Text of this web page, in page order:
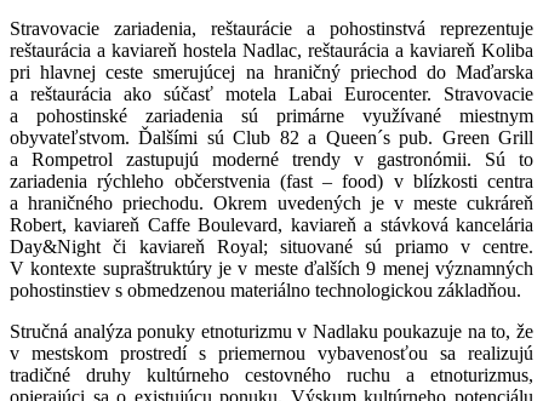
Stravovacie zariadenia, reštaurácie a pohostinstvá reprezentuje
reštaurácia a kaviareň hostela Nadlac, reštaurácia a kaviareň Koliba
pri hlavnej ceste smerujúcej na hraničný priechod do Maďarska
a reštaurácia ako súčasť motela Labai Eurocenter. Stravovacie
a pohostinské zariadenia sú primárne využívané miestnym
obyvateľstvom. Ďalšími sú Club 82 a Queen´s pub. Green Grill
a Rompetrol zastupujú moderné trendy v gastronómii. Sú to
zariadenia rýchleho občerstvenia (fast – food) v blízkosti centra
a hraničného priechodu. Okrem uvedených je v meste cukráreň
Robert, kaviareň Caffe Boulevard, kaviareň a stávková kancelária
Day&Night či kaviareň Royal; situované sú priamo v centre.
V kontexte supraštruktúry je v meste ďalších 9 menej významných
pohostinstiev s obmedzenou materiálno technologickou základňou.
Stručná analýza ponuky etnoturizmu v Nadlaku poukazuje na to, že
v mestskom prostredí s priemernou vybavenosťou sa realizujú
tradičné druhy kultúrneho cestovného ruchu a etnoturizmus,